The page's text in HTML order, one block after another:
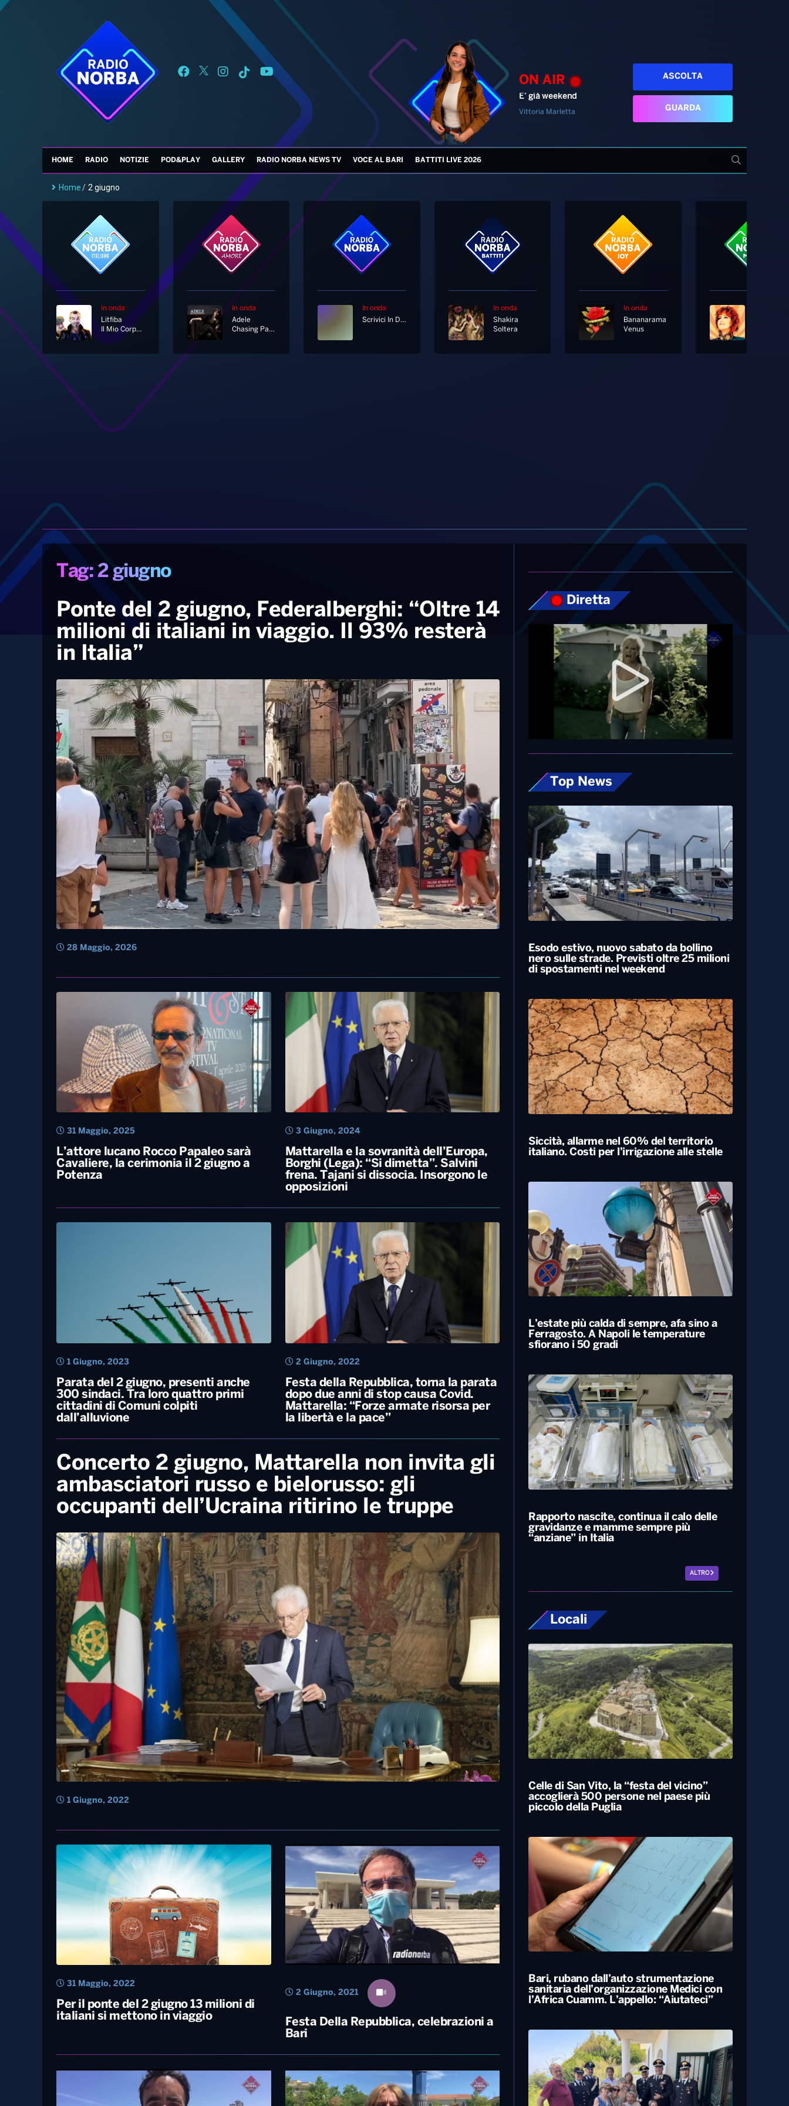
ON AIR
E’ già weekend
Vittoria Marletta
ASCOLTA
GUARDA
HOME RADIO NOTIZIE POD&PLAY GALLERY RADIO NORBA NEWS TV VOCE AL BARI BATTITI LIVE 2026
Home/ 2 giugno
In onda
Litfiba
Il Mio Corpo Che Cambia
In onda
Adele
Chasing Pavements
In onda
Scrivici In Diretta Su Whatsapp Al 333 12 12 333
In onda
Shakira
Soltera
In onda
Bananarama
Venus
Tag: 2 giugno
Ponte del 2 giugno, Federalberghi: “Oltre 14
milioni di italiani in viaggio. Il 93% resterà
in Italia”
28 Maggio, 2026
L’attore lucano Rocco Papaleo sarà
Cavaliere, la cerimonia il 2 giugno a
Potenza
31 Maggio, 2025
Mattarella e la sovranità dell’Europa,
Borghi (Lega): “Si dimetta”. Salvini
frena. Tajani si dissocia. Insorgono le
opposizioni
3 Giugno, 2024
Parata del 2 giugno, presenti anche
300 sindaci. Tra loro quattro primi
cittadini di Comuni colpiti
dall’alluvione
1 Giugno, 2023
Festa della Repubblica, torna la parata
dopo due anni di stop causa Covid.
Mattarella: “Forze armate risorsa per
la libertà e la pace”
2 Giugno, 2022
Concerto 2 giugno, Mattarella non invita gli
ambasciatori russo e bielorusso: gli
occupanti dell’Ucraina ritirino le truppe
1 Giugno, 2022
Per il ponte del 2 giugno 13 milioni di
italiani si mettono in viaggio
31 Maggio, 2022
Festa Della Repubblica, celebrazioni a
Bari
2 Giugno, 2021
Diretta
Top News
Esodo estivo, nuovo sabato da bollino
nero sulle strade. Previsti oltre 25 milioni
di spostamenti nel weekend
Siccità, allarme nel 60% del territorio
italiano. Costi per l’irrigazione alle stelle
L’estate più calda di sempre, afa sino a
Ferragosto. A Napoli le temperature
sfiorano i 50 gradi
Rapporto nascite, continua il calo delle
gravidanze e mamme sempre più
“anziane” in Italia
ALTRO
Locali
Celle di San Vito, la “festa del vicino”
accoglierà 500 persone nel paese più
piccolo della Puglia
Bari, rubano dall’auto strumentazione
sanitaria dell’organizzazione Medici con
l’Africa Cuamm. L’appello: “Aiutateci”